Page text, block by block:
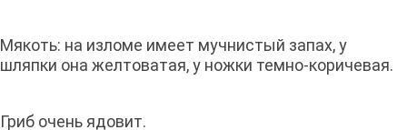
Мякоть: на изломе имеет мучнистый запах, у
шляпки она желтоватая, у ножки темно-коричевая.
Гриб очень ядовит.